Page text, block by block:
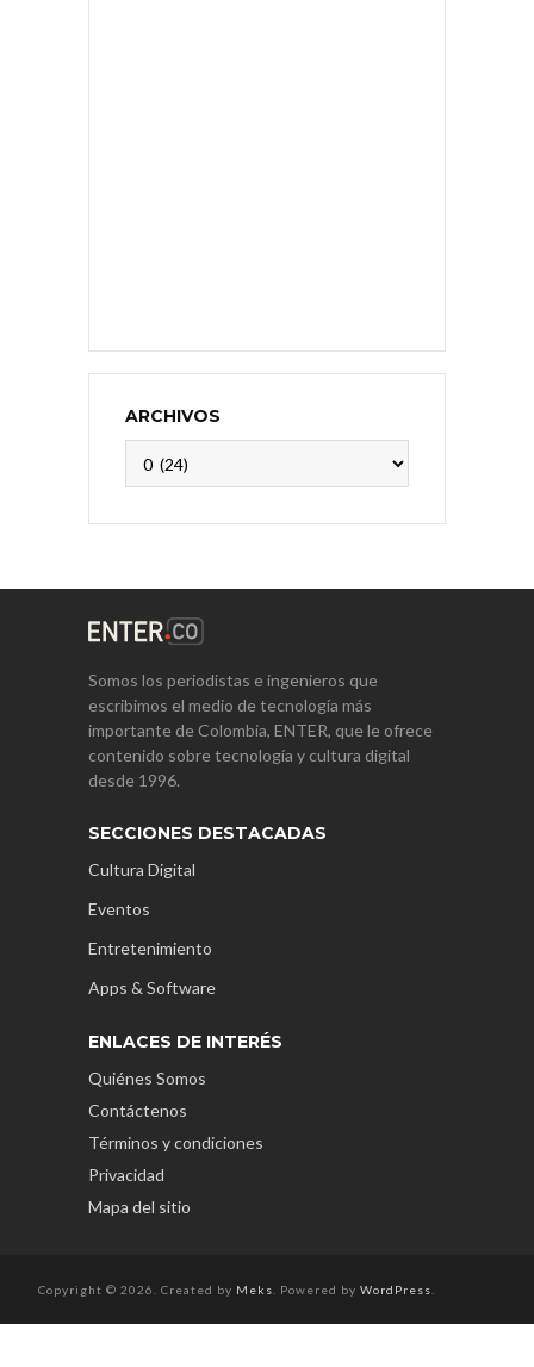
ARCHIVOS
Somos los periodistas e ingenieros que
escribimos el medio de tecnología más
importante de Colombia, ENTER, que le ofrece
contenido sobre tecnología y cultura digital
desde 1996.
SECCIONES DESTACADAS
Cultura Digital
Eventos
Entretenimiento
Apps & Software
ENLACES DE INTERÉS
Quiénes Somos
Contáctenos
Términos y condiciones
Privacidad
Mapa del sitio
Copyright © 2026. Created by Meks . Powered by WordPress